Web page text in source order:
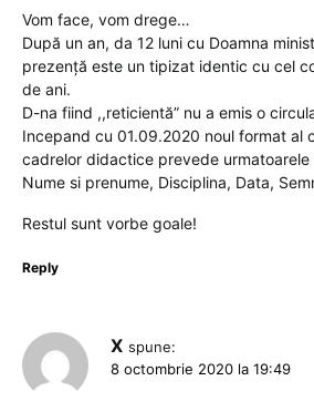
Vom face, vom drege…
După un an, da 12 luni cu Doamna
prezență este un tipizat identic cu cel
de ani.
D-na fiind ,,reticientă” nu a emis o
Incepand cu 01.09.2020 noul format al
cadrelor didactice prevede urmatoarele
Nume si prenume, Disciplina, Data,
Restul sunt vorbe goale!
Reply
X spune:
8 octombrie 2020 la 19:49